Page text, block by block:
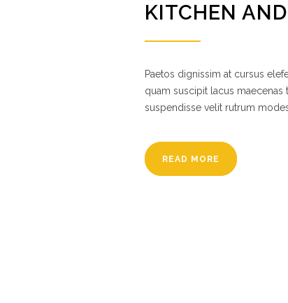
KITCHEN
Paetos dignissim at cursus
quam suscipit lacus maecenas
suspendisse velit rutrum
READ MORE